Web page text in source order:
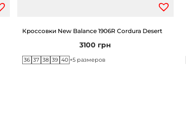
Кроссовки New Balance 1906R Cordura Desert
3100 грн
36 37 38 39 40 +5 размеров